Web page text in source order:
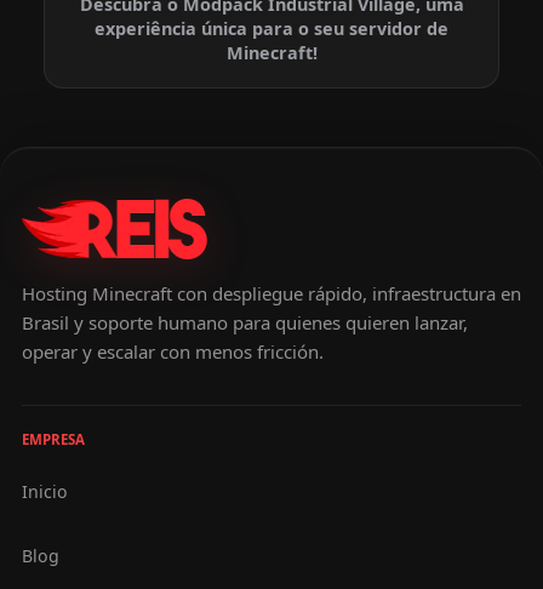
Descubra o Modpack Industrial Village, uma
experiência única para o seu servidor de
Minecraft!
Hosting Minecraft con despliegue rápido, infraestructura en
Brasil y soporte humano para quienes quieren lanzar,
operar y escalar con menos fricción.
EMPRESA
Inicio
Blog